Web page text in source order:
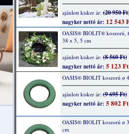
ajánlott kisker ár:(20 950
nagyker nettó ár: 12 543
OASIS® BIOLIT® koszorú,
38 x 5, 5 cm
ajánlott kisker ár:(8 560 Ft)
nagyker nettó ár: 5 123 Ft
OASIS® BIOLIT koszorú ø
ajánlott kisker ár:(9 695 Ft)
nagyker nettó ár: 5 802 Ft
OASIS® BIOLIT koszorú ø
cm